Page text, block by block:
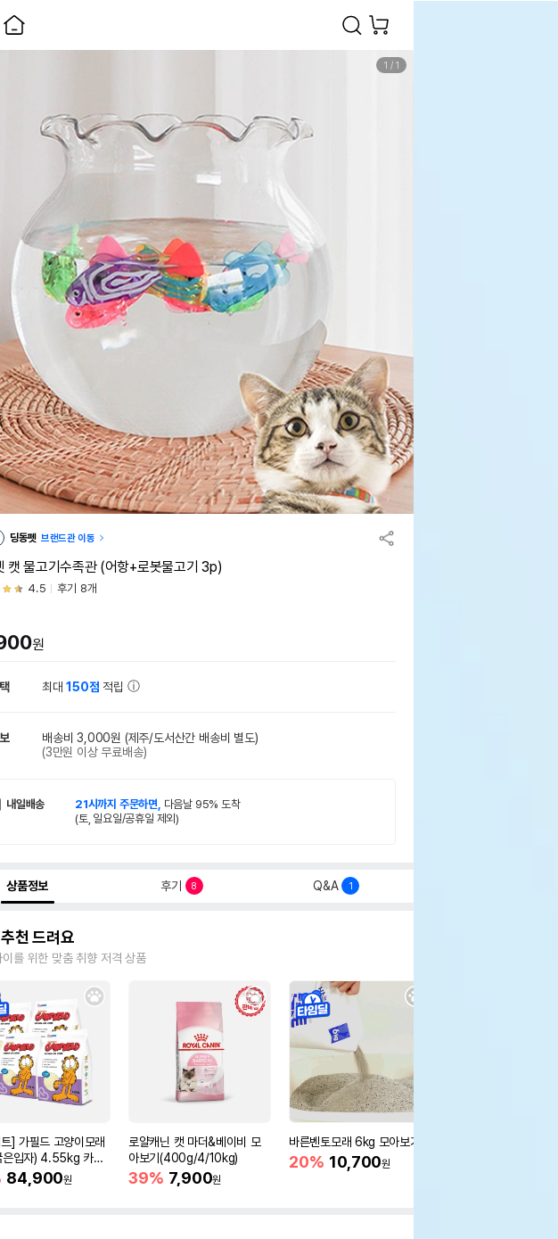
1 / 1
딩동펫 브랜드관 이동
캣 물고기수족관 (어항+로봇물고기 3p)
4.5 후기 8개
원
최대150점 적립
배송비 3,000원 (제주/도서산간 배송비 별도)
(3만원 이상 무료배송)
내일배송 21시까지 주문하면, 다음날 95% 도착
(토, 일요일/공휴일 제외)
상품정보 후기 8 Q&A 1
천 드려요
이를 위한 맞춤 취향 저격 상품
] 가필드 고양이모래
은입자) 4.55kg 카사
84,900원
로얄캐닌 캣 마더&베이비 모
아보기(400g/4/10kg)
39% 7,900원
바른벤토모래 6kg 모아보기
20% 10,700원